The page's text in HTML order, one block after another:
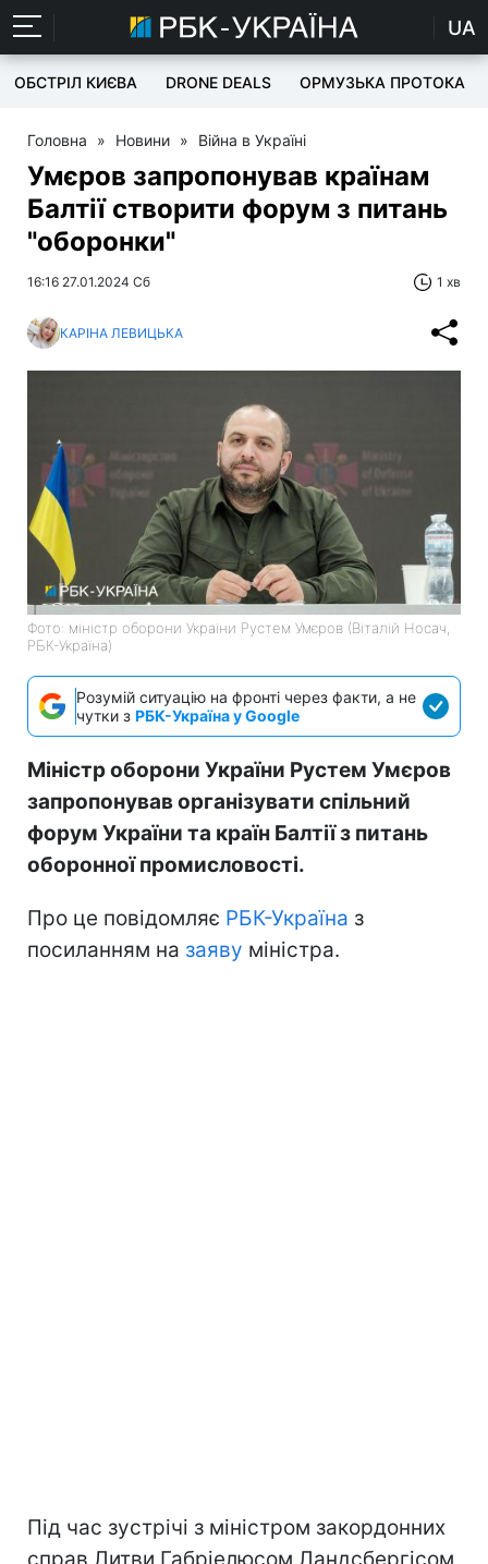
UA
ОБСТРІЛ КИЄВА DRONE DEALS ОРМУЗЬКА ПРОТОКА
Головна » Новини » Війна в Україні
Умєров запропонував країнам
Балтії створити форум з питань
"оборонки"
16:16 27.01.2024 Сб 1 хв
КАРІНА ЛЕВИЦЬКА
Фото: міністр оборони України Рустем Умєров (Віталій Носач,
РБК-Україна)
Розумій ситуацію на фронті через факти, а не
чутки з РБК-Україна у Google
Міністр оборони України Рустем Умєров
запропонував організувати спільний
форум України та країн Балтії з питань
оборонної промисловості.
Про це повідомляє РБК-Україна з
посиланням на заяву міністра.
Під час зустрічі з міністром закордонних
справ Литви Габріелюсом Ландсбергісом